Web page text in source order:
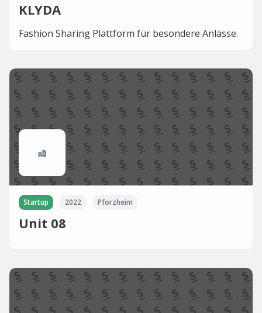
KLYDA
Fashion Sharing Plattform für besondere Anlässe.
Startup 2022 Pforzheim
Unit 08